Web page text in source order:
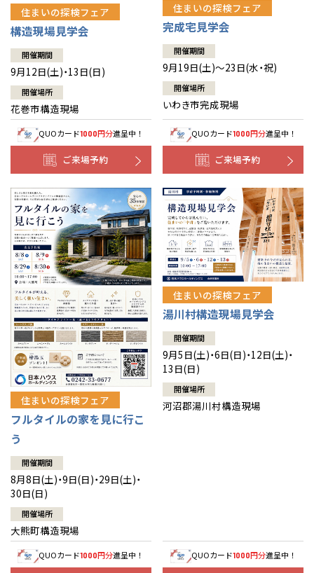
住まいの探検フェア
構造現場見学会
開催期間
9月12日(土)・13日(日)
開催場所
花巻市構造現場
QUOカード1000円分進呈中！
ご来場予約
住まいの探検フェア
完成宅見学会
開催期間
9月19日(土)～23日(水・祝)
開催場所
いわき市完成現場
QUOカード1000円分進呈中！
ご来場予約
住まいの探検フェア
フルタイルの家を見に行こ
う
開催期間
8月8日(土)・9日(日)・29日(土)・
30日(日)
開催場所
大熊町構造現場
QUOカード1000円分進呈中！
住まいの探検フェア
湯川村構造現場見学会
開催期間
9月5日(土)・6日(日)・12日(土)・
13日(日)
開催場所
河沼郡湯川村構造現場
QUOカード1000円分進呈中！